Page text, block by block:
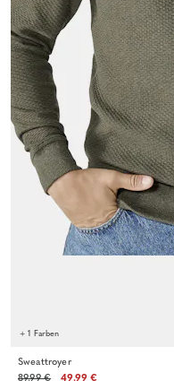
+ 1 Farben
Sweattroyer
89.99 €
49.99 €